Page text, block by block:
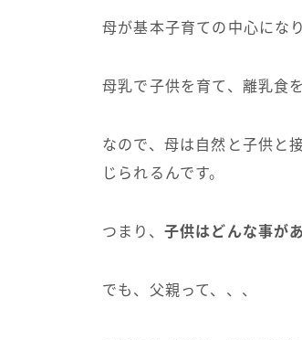
母が基本子育ての中心になり
母乳で子供を育て、離乳食
なので、母は自然と子供と
じられるんです。
つまり、 子供はどんな事が
でも、父親って、、、